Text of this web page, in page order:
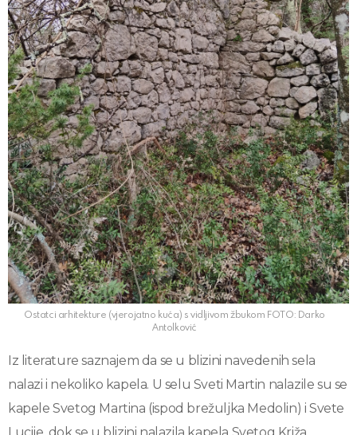
Ostatci arhitekture (vjerojatno kuća) s vidljivom žbukom FOTO: Darko
Antolković
Iz literature saznajem da se u blizini navedenih sela
nalazi i nekoliko kapela. U selu Sveti Martin nalazile su se
kapele Svetog Martina (ispod brežuljka Medolin) i Svete